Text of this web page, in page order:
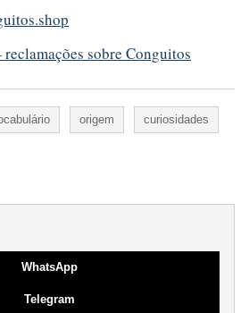
sobre Conguitos
origem curiosidades
WhatsApp
Telegram